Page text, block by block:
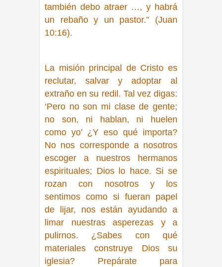
también debo atraer …, y habrá
un rebaño y un pastor.” (Juan
10:16).
La misión principal de Cristo es
reclutar, salvar y adoptar al
extraño en su redil. Tal vez digas:
‘Pero no son mi clase de gente;
no son, ni hablan, ni huelen
como yo’ ¿Y eso qué importa?
No nos corresponde a nosotros
escoger a nuestros hermanos
espirituales; Dios lo hace. Si se
rozan con nosotros y los
sentimos como si fueran papel
de lijar, nos están ayudando a
limar nuestras asperezas y a
pulirnos. ¿Sabes con qué
materiales construye Dios su
iglesia? Prepárate para